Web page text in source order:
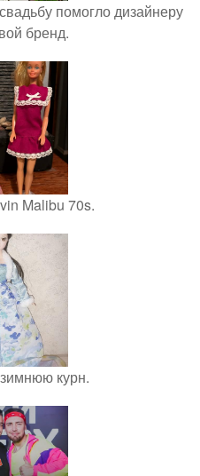
помогло дизайнеру
бренд.
Malibu 70s.
курн.